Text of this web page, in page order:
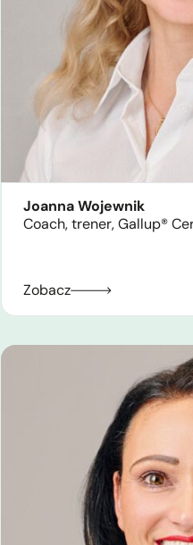
Joanna Wojewnik
Coach, trener, Gallup®
Zobacz